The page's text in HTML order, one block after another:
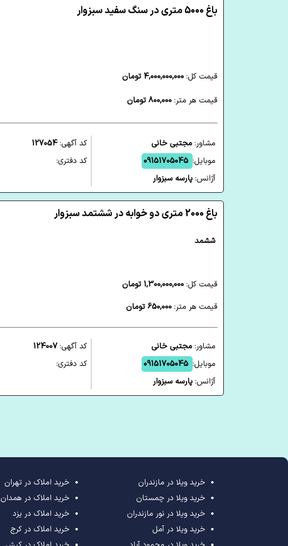
باغ 5000 متری در سنگ سفید سبزوار
قیمت کل: 4,000,000,000 تومان
قیمت هر متر: 800,000 تومان
مشاور: مجتبی خانی
موبایل: 09151705045
آژانس: پارسه سبزوار
کد آگهی: 127054
کد دفتری:
باغ 2000 متری دو خوابه در ششتمد سبزوار
ششمد
قیمت کل: 1,300,000,000 تومان
قیمت هر متر: 650,000 تومان
مشاور: مجتبی خانی
موبایل: 09151705045
آژانس: پارسه سبزوار
کد آگهی: 124007
کد دفتری:
خرید ویلا در مازندران
خرید ویلا در چمستان
خرید ویلا در نور مازندران
خرید ویلا در آمل
خرید املاک در تهران
خرید املاک در همدان
خرید املاک در یزد
خرید املاک در کرج